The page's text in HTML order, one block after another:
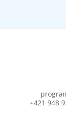
+421 948